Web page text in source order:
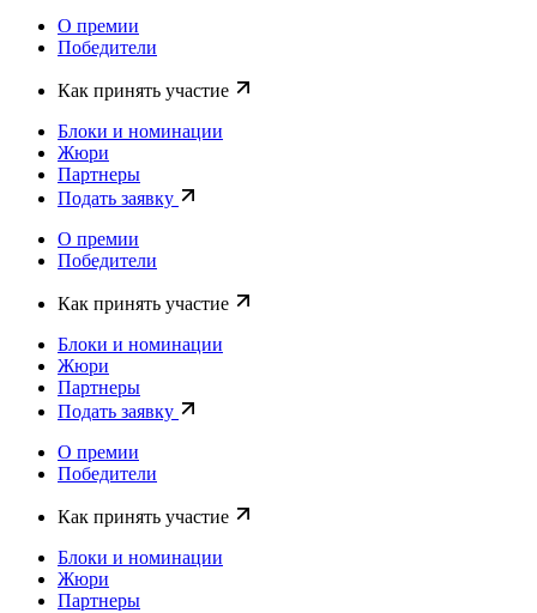
О премии
Победители
Как принять участие
Блоки и номинации
Жюри
Партнеры
Подать заявку
О премии
Победители
Как принять участие
Блоки и номинации
Жюри
Партнеры
Подать заявку
О премии
Победители
Как принять участие
Блоки и номинации
Жюри
Партнеры